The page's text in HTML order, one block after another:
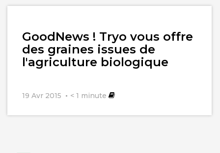
GoodNews ! Tryo vous offre
des graines issues de
l'agriculture biologique
19 Avr 2015 < 1 minute
l'article